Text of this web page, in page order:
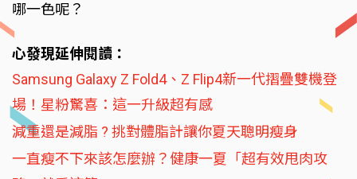
哪一色呢？
心發現延伸閱讀：
Samsung Galaxy Z Fold4、Z Flip4新一代摺疊雙機登
場！星粉驚喜：這一升級超有感
減重還是減脂 ? 挑對體脂計讓你夏天聰明瘦身
一直瘦不下來該怎麼辦？健康一夏「超有效甩肉攻